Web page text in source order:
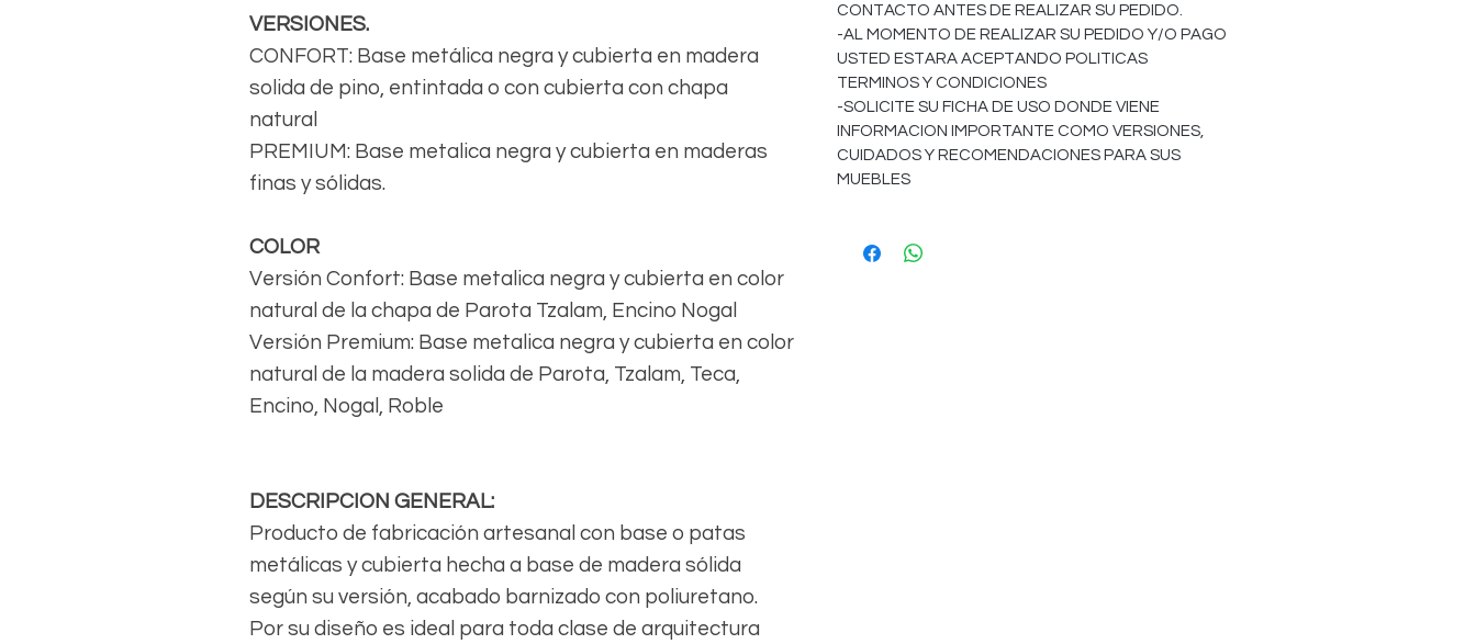
VERSIONES.
CONFORT: Base metálica negra y cubierta en madera
solida de pino, entintada o con cubierta con chapa
natural
PREMIUM: Base metalica negra y cubierta en maderas
finas y sólidas.
COLOR
Versión Confort: Base metalica negra y cubierta en color
natural de la chapa de Parota Tzalam, Encino Nogal
Versión Premium: Base metalica negra y cubierta en color
natural de la madera solida de Parota, Tzalam, Teca,
Encino, Nogal, Roble
DESCRIPCION GENERAL:
Producto de fabricación artesanal con base o patas
metálicas y cubierta hecha a base de madera sólida
según su versión, acabado barnizado con poliuretano.
Por su diseño es ideal para toda clase de arquitectura
CONTACTO ANTES DE REALIZAR SU PEDIDO.
-AL MOMENTO DE REALIZAR SU PEDIDO Y/O PAGO
USTED ESTARA ACEPTANDO POLITICAS
TERMINOS Y CONDICIONES
-SOLICITE SU FICHA DE USO DONDE VIENE
INFORMACION IMPORTANTE COMO VERSIONES,
CUIDADOS Y RECOMENDACIONES PARA SUS
MUEBLES